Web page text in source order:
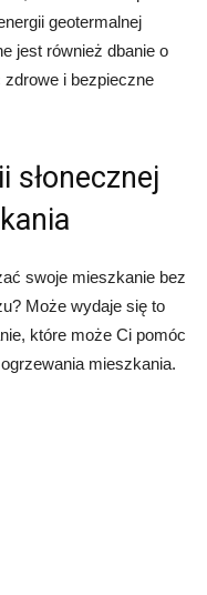
geotermalnej
jest również dbanie o
zdrowe i bezpieczne
słonecznej
swoje mieszkanie bez
Może wydaje się to
które może Ci pomóc
mieszkania.